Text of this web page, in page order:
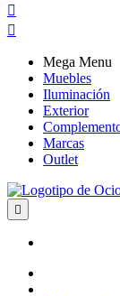


Mega Menu
Muebles
Iluminación
Exterior
Marcas
Outlet
